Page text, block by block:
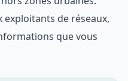
de réseaux,
que vous